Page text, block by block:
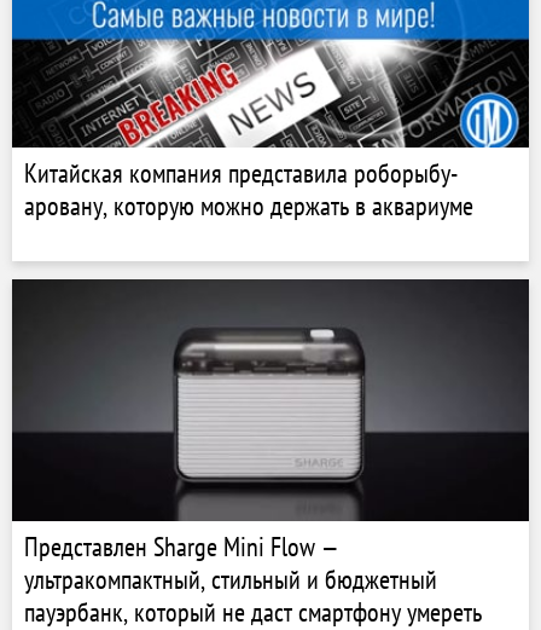
Китайская компания представила роборыбу-
аровану, которую можно держать в аквариуме
Представлен Sharge Mini Flow —
ультракомпактный, стильный и бюджетный
пауэрбанк, который не даст смартфону умереть